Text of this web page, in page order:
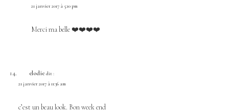
21 janvier 2017 à 5:10 pm
Merci ma belle ❤️❤️❤️❤️
elodie dit :
21 janvier 2017 à 11:36 am
c’est un beau look. Bon week end